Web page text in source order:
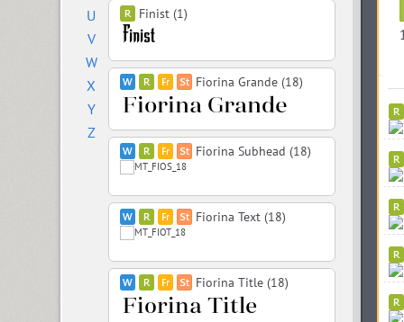
U
V
W
X
Y
Z
Finist (1)
Fiorina Grande (18)
Fiorina Subhead (18)
Fiorina Text (18)
Fiorina Title (18)